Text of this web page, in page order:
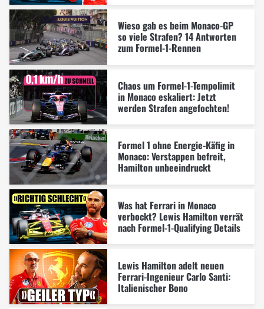
Wieso gab es beim Monaco-GP
so viele Strafen? 14 Antworten
zum Formel-1-Rennen
Chaos um Formel-1-Tempolimit
in Monaco eskaliert: Jetzt
werden Strafen angefochten!
Formel 1 ohne Energie-Käfig in
Monaco: Verstappen befreit,
Hamilton unbeeindruckt
Was hat Ferrari in Monaco
verbockt? Lewis Hamilton verrät
nach Formel-1-Qualifying Details
Lewis Hamilton adelt neuen
Ferrari-Ingenieur Carlo Santi:
Italienischer Bono